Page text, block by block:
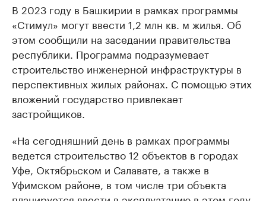
В 2023 году в Башкирии в рамках программы
«Стимул» могут ввести 1,2 млн кв. м жилья. Об
этом сообщили на заседании правительства
республики. Программа подразумевает
строительство инженерной инфраструктуры в
перспективных жилых районах. С помощью этих
вложений государство привлекает
застройщиков.
«На сегодняшний день в рамках программы
ведется строительство 12 объектов в городах
Уфе, Октябрьском и Салавате, а также в
Уфимском районе, в том числе три объекта